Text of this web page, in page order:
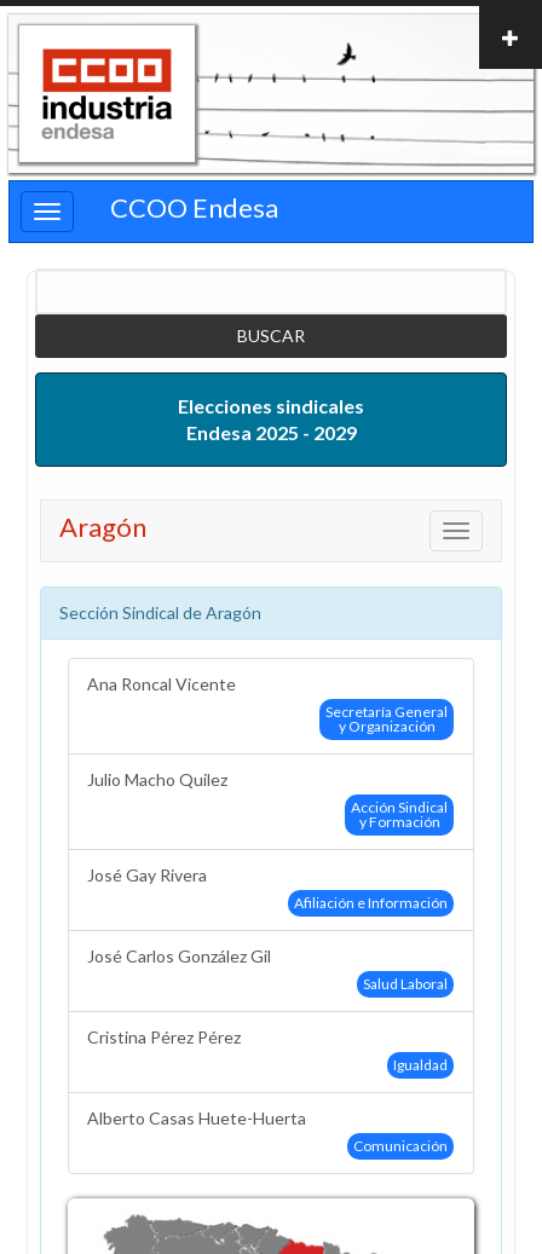
Pasar
contenido
principal
CCOO Endesa
Elecciones sindicales
Endesa 2025 - 2029
Aragón
Sección Sindical de Aragón
Ana Roncal Vicente
Secretaría General
y Organización
Julio Macho Quilez
Acción Sindical
y Formación
José Gay Rivera
Afiliación e Información
José Carlos González Gil
Salud Laboral
Cristina Pérez Pérez
Igualdad
Alberto Casas Huete-Huerta
Comunicación